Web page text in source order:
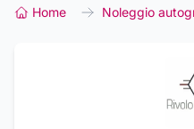
Home Noleggio